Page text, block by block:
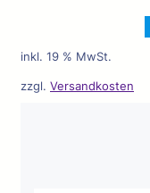
inkl. 19 % MwSt.
zzgl. Versandkosten